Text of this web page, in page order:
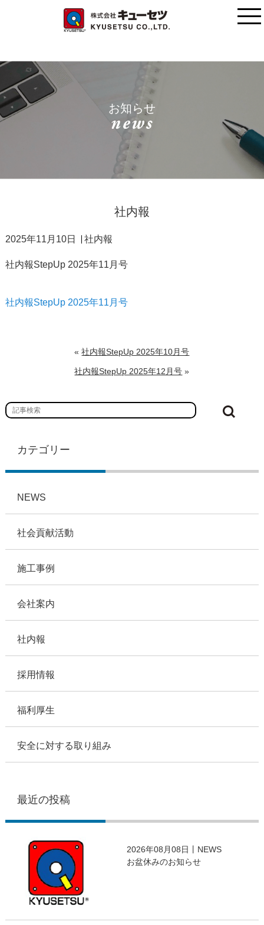
お知らせ
社内報
2025年11月10日 社内報
社内報StepUp 2025年11月号
社内報StepUp 2025年11月号
«社内報StepUp 2025年10月号
社内報StepUp 2025年12月号 »
カテゴリー
NEWS
社会貢献活動
施工事例
会社案内
社内報
採用情報
福利厚生
安全に対する取り組み
最近の投稿
2026年08月08日丨NEWS
お盆休みのお知らせ